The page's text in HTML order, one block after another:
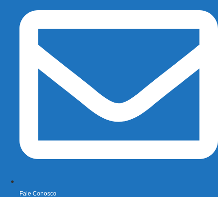
Fale Conosco